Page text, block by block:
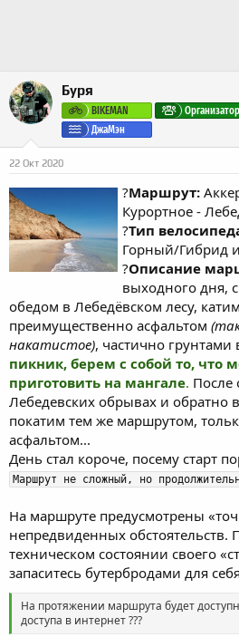
Буря
BIKEMAN Организатор
ДжаМэн
22 Окт 2020
?Маршрут:
Курортное -
?Тип
Горный/Гибрид
?Описание
выходного дня,
обедом в Лебедёвском лесу,
преимущественно асфальтом
накатистое), частично грунтами
пикник, берем с собой то, что
приготовить на мангале. После
Лебедевских обрывах и обратно
покатим тем же маршрутом,
асфальтом...
День стал короче, посему старт
Маршрут не сложный, но
На маршруте предусмотрены
непредвиденных обстоятельств.
техническом состоянии своего
запаситесь бутербродами для
На протяжении маршрута будет
доступа в интернет ???